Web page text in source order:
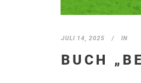
JULI 14, 2025 IN
BUCH